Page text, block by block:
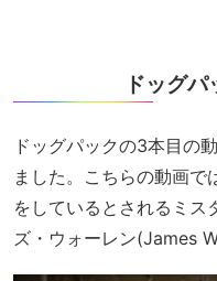
ドッグ
ドッグパックの3本目の
ました。こちらの動画で
をしているとされるミス
ズ・ウォーレン(James